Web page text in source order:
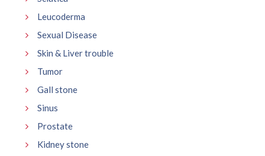
Leucoderma
Sexual Disease
Skin & Liver trouble
Tumor
Gall stone
Sinus
Prostate
Kidney stone